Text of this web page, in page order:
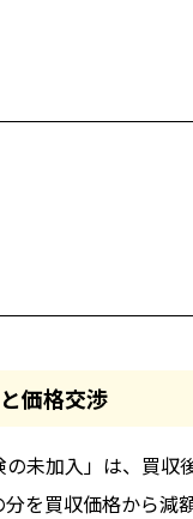
価格交渉
未加入」は、買
を買収価格から